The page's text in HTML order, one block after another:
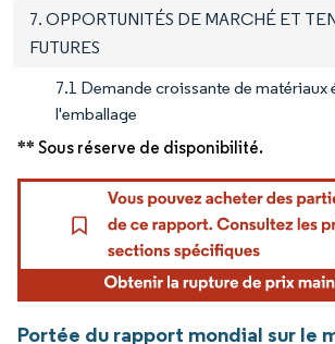
7. OPPORTUNITÉS DE MARCHÉ ET
FUTURES
7.1 Demande croissante de
l'emballage
** Sous réserve de disponibilité.
Portée du rapport mondial sur le